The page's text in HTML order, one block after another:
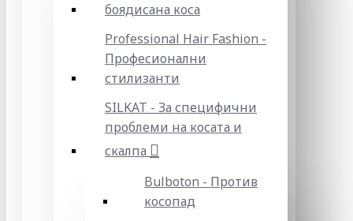
боядисана коса
Professional Hair Fashion -
Професионални
стилизанти
SILKAT - За специфични
проблеми на косата и
скалпа
Bulboton - Против
косопад